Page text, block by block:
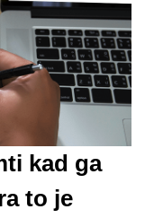
kad ga
to je